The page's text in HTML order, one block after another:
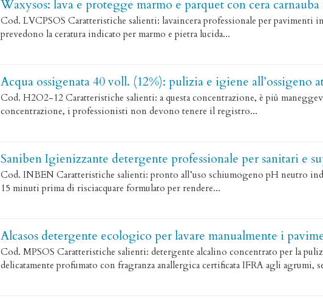
Waxysos: lava e protegge marmo e parquet con cera carnauba
Cod. LVCPSOS Caratteristiche salienti: lavaincera professionale per pavimenti
prevedono la ceratura indicato per marmo e pietra lucida...
Acqua ossigenata 40 voll. (12%): pulizia e igiene all’ossigeno
Cod. H2O2-12 Caratteristiche salienti: a questa concentrazione, è più
concentrazione, i professionisti non devono tenere il registro...
Saniben Igienizzante detergente professionale per sanitari e
Cod. INBEN Caratteristiche salienti: pronto all’uso schiumogeno pH neutro
15 minuti prima di risciacquare formulato per rendere...
Alcasos detergente ecologico per lavare manualmente i
Cod. MPSOS Caratteristiche salienti: detergente alcalino concentrato per la
delicatamente profumato con fragranza anallergica certificata IFRA agli agrumi,